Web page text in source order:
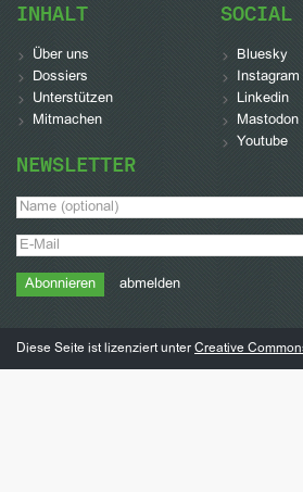
INHALT
Über uns
Dossiers
Unterstützen
Mitmachen
SOCIAL
Bluesky
Instagram
Linkedin
Mastodon
Youtube
NEWSLETTER
abmelden
Diese Seite ist lizenziert unter Creative